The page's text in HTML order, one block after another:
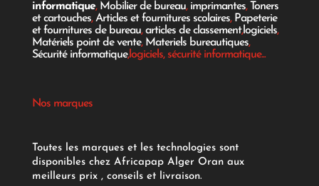
informatique, Mobilier de bureau, imprimantes, Toners
et cartouches,Articles et fournitures scolaires, Papeterie
et fournitures de bureau,articles de classement,logiciels,
Matériels point de vente, Materiels bureautiques,
Sécurité informatique,logiciels, sécurité informatique...
Nos marques
Toutes les marques et les technologies sont
disponibles chez Africapap Alger Oran aux
meilleurs prix , conseils et livraison.